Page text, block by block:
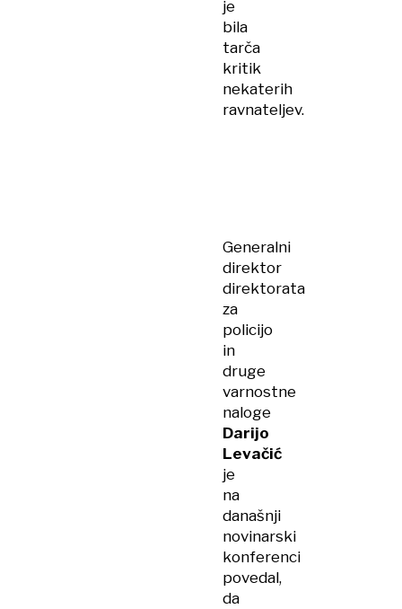
je
bila
tarča
kritik
nekaterih
ravnateljev.
Generalni
direktor
direktorata
za
policijo
in
druge
varnostne
naloge
Darijo
Levačić
je
na
današnji
novinarski
konferenci
povedal,
da